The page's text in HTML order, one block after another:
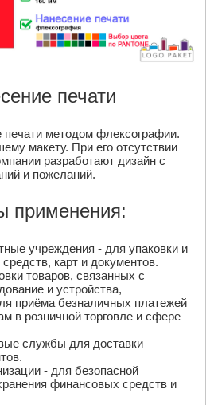
печати
печати методом флексографии.
макету. При его отсутствии
разработают дизайн с
и пожеланий.
применения:
учреждения - для упаковки и
карт и документов.
товаров, связанных с
и устройства,
приёма безналичных платежей
в розничной торговле и сфере
службы для доставки
- для безопасной
финансовых средств и